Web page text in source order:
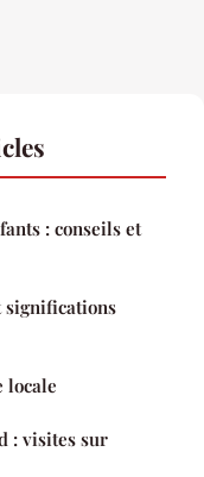
: conseils et
significations
locale
: visites sur